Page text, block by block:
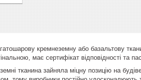
кремнеземну або базальтову
має сертифікат відповідності та
тканина зайняла міцну позицію на